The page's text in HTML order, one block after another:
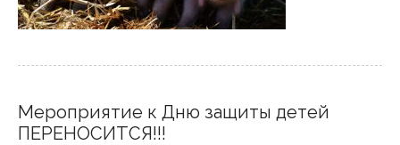
Мероприятие к Дню защиты детей
ПЕРЕНОСИТСЯ!!!